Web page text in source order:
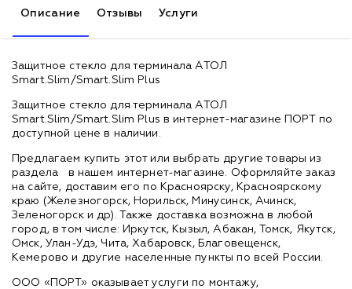
Описание Отзывы Услуги
Защитное стекло для терминала АТОЛ
Smart.Slim/Smart.Slim Plus
Защитное стекло для терминала АТОЛ
Smart.Slim/Smart.Slim Plus в интернет-магазине ПОРТ по
доступной цене в наличии.
Предлагаем купить этот или выбрать другие товары из
раздела
в нашем интернет-магазине. Оформляйте заказ
на сайте, доставим его по Красноярску, Красноярскому
краю (Железногорск, Норильск, Минусинск, Ачинск,
Зеленогорск и др). Также доставка возможна в любой
город, в том числе: Иркутск, Кызыл, Абакан, Томск, Якутск,
Омск, Улан-Удэ, Чита, Хабаровск, Благовещенск,
Кемерово и другие населенные пункты по всей России.
ООО «ПОРТ» оказывает услуги по монтажу,